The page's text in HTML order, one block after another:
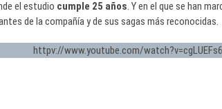
el estudio cumple 25 años. Y en el que se han
de la compañía y de sus sagas más reconocidas.
httpv://www.youtube.com/